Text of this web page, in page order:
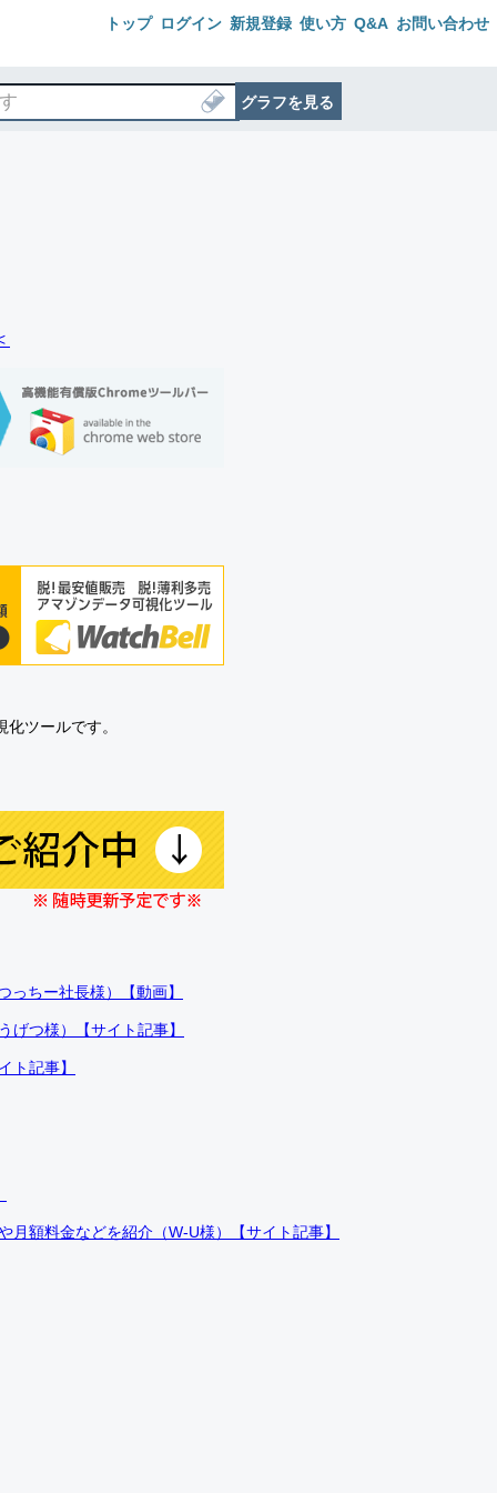
トップ ログイン 新規登録 使い方 Q&A お問い合わせ
グラフを見る
ツールです。
ちー社長様）【動画】
げつ様）【サイト記事】
ト記事】
額料金などを紹介（W-U様）【サイト記事】